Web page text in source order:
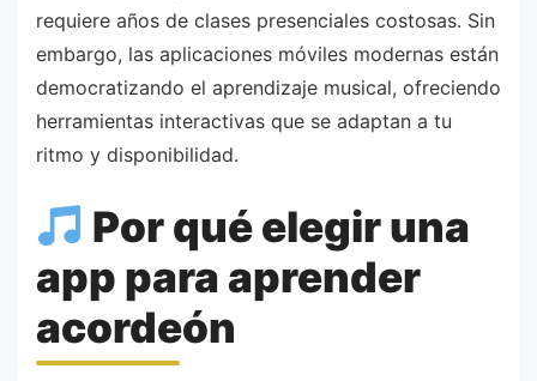
requiere años de clases presenciales costosas. Sin
embargo, las aplicaciones móviles modernas están
democratizando el aprendizaje musical, ofreciendo
herramientas interactivas que se adaptan a tu
ritmo y disponibilidad.
Por qué elegir una
app para aprender
acordeón